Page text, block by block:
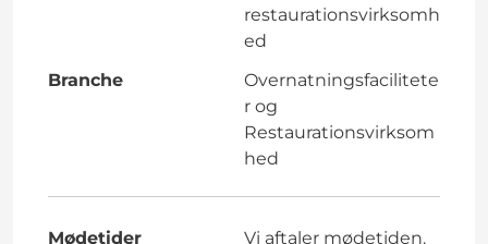
restaurationsvirksomh
ed
Branche
Overnatningsfacilitete
r og
Restaurationsvirksom
hed
Mødetider Vi aftaler mødetiden.